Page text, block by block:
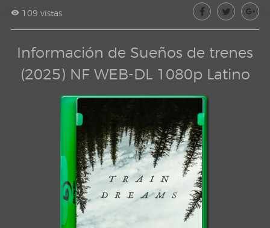
109 vistas
Información de Sueños de trenes
(2025) NF WEB-DL 1080p Latino